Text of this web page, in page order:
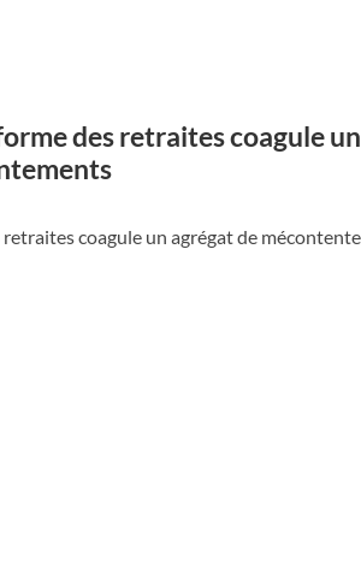
des retraites coagule un
coagule un agrégat de